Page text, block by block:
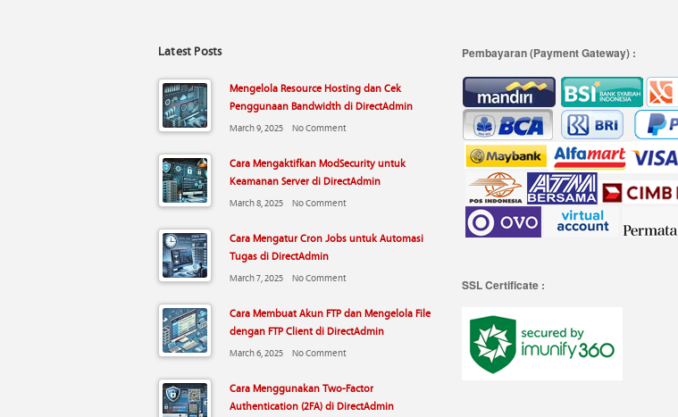
Latest Posts
Mengelola Resource Hosting dan Cek
Penggunaan Bandwidth di DirectAdmin
March 9, 2025 No Comment
Cara Mengaktifkan ModSecurity untuk
Keamanan Server di DirectAdmin
March 8, 2025 No Comment
Cara Mengatur Cron Jobs untuk Automasi
Tugas di DirectAdmin
March 7, 2025 No Comment
Cara Membuat Akun FTP dan Mengelola File
dengan FTP Client di DirectAdmin
March 6, 2025 No Comment
Cara Menggunakan Two-Factor
Authentication (2FA) di DirectAdmin
Pembayaran (Payment Gateway) :
SSL Certificate :